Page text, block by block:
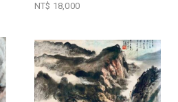
NT$ 18,000